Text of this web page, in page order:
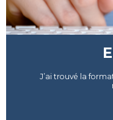
J’ai trouvé la